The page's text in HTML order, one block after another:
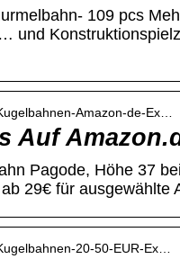
109 pcs
und
Amazon-de-Ex…
Auf
Pagode, Höhe 37
29€ für ausgewählte
20-50-EUR-Ex…